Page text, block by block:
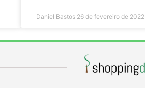
Daniel Bastos 26 de fevereiro de 2022